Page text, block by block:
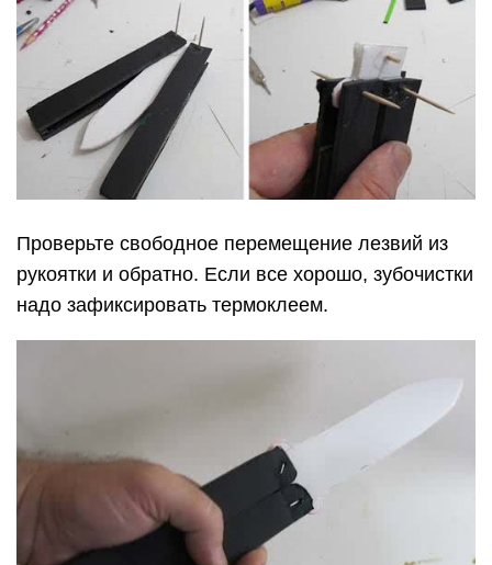
Проверьте свободное перемещение лезвий из
рукоятки и обратно. Если все хорошо, зубочистки
надо зафиксировать термоклеем.